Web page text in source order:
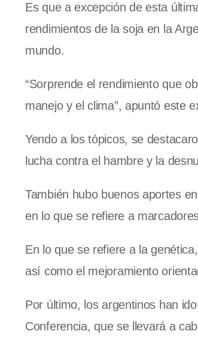
Es que a excepción de esta
rendimientos de la soja en la
mundo.
“Sorprende el rendimiento que
manejo y el clima”, apuntó este
Yendo a los tópicos, se
lucha contra el hambre y la
También hubo buenos aportes
en lo que se refiere a
En lo que se refiere a la
así como el mejoramiento
Por último, los argentinos han
Conferencia, que se llevará a